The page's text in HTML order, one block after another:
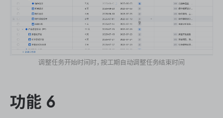
调整任务开始时间时，按工期自动调整任务结束时间
功能 6